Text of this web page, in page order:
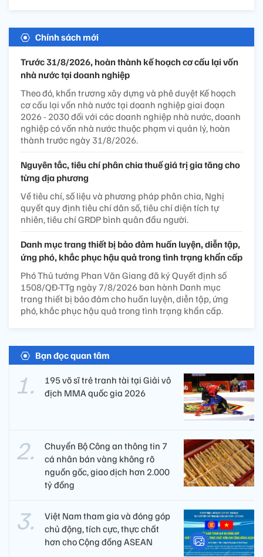
Chính sách mới
Trước 31/8/2026, hoàn thành kế hoạch cơ cấu lại vốn
nhà nước tại doanh nghiệp
Theo đó, khẩn trương xây dựng và phê duyệt Kế hoạch
cơ cấu lại vốn nhà nước tại doanh nghiệp giai đoạn
2026 - 2030 đối với các doanh nghiệp nhà nước, doanh
nghiệp có vốn nhà nước thuộc phạm vi quản lý, hoàn
thành trước ngày 31/8/2026.
Nguyên tắc, tiêu chí phân chia thuế giá trị gia tăng cho
từng địa phương
Về tiêu chí, số liệu và phương pháp phân chia, Nghị
quyết quy định tiêu chí dân số, tiêu chí diện tích tự
nhiên, tiêu chí GRDP bình quân đầu người.
Danh mục trang thiết bị bảo đảm huấn luyện, diễn tập,
ứng phó, khắc phục hậu quả trong tình trạng khẩn cấp
Phó Thủ tướng Phan Văn Giang đã ký Quyết định số
1508/QĐ-TTg ngày 7/8/2026 ban hành Danh mục
trang thiết bị bảo đảm cho huấn luyện, diễn tập, ứng
phó, khắc phục hậu quả trong tình trạng khẩn cấp.
Bạn đọc quan tâm
195 võ sĩ trẻ tranh tài tại Giải vô
địch MMA quốc gia 2026
Chuyển Bộ Công an thông tin 7
cá nhân bán vàng không rõ
nguồn gốc, giao dịch hơn 2.000
tỷ đồng
Việt Nam tham gia và đóng góp
chủ động, tích cực, thực chất
hơn cho Cộng đồng ASEAN